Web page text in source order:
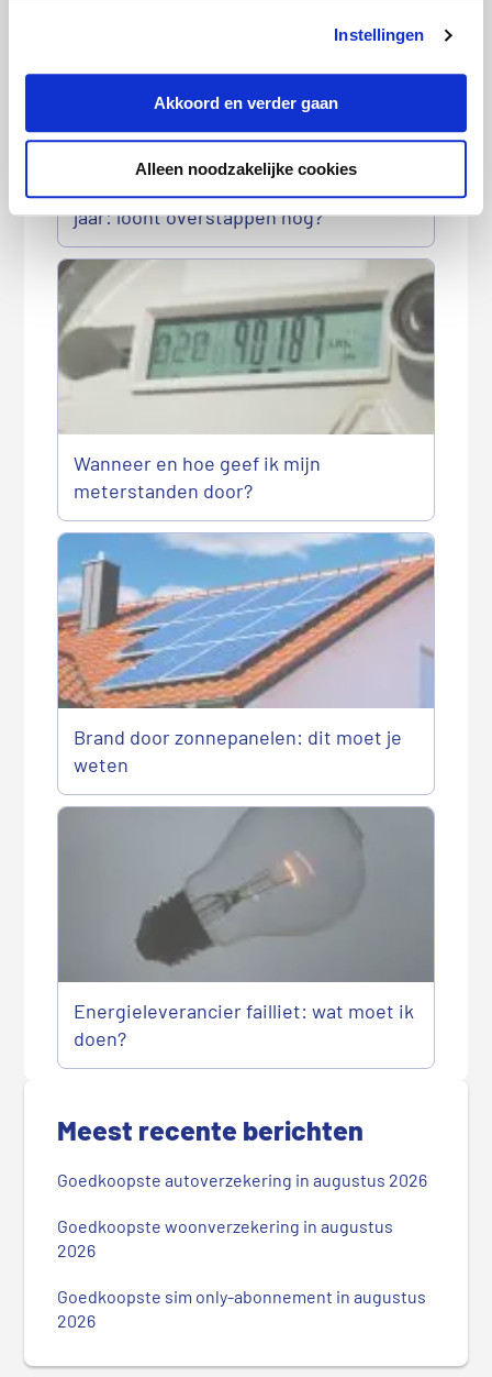
Instellingen
Akkoord en verder gaan
Alleen noodzakelijke cookies
Gasprijs bereikt hoogste niveau in 3,5
jaar: loont overstappen nog?
Wanneer en hoe geef ik mijn
meterstanden door?
Brand door zonnepanelen: dit moet je
weten
Energieleverancier failliet: wat moet ik
doen?
d
Meest recente berichten
Goedkoopste autoverzekering in augustus 2026
Goedkoopste woonverzekering in augustus
2026
Goedkoopste sim only-abonnement in augustus
2026